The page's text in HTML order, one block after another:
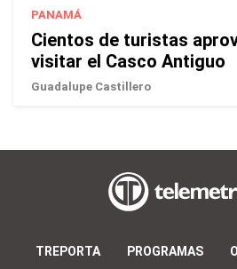
PANAMÁ
Cientos de turistas
visitar el Casco Antiguo
Guadalupe Castillero
TREPORTA PROGRAMAS